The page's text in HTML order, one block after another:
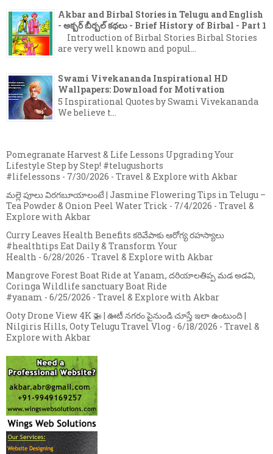
Akbar and Birbal Stories in Telugu and English
- అక్బర్ బీర్బల్ కథలు - Brief History of Birbal - Part 1
Introduction of Birbal Stories Birbal Stories
are very well known and popul...
Swami Vivekananda Inspirational HD
Wallpapers: Download for Motivation
5 Inspirational Quotes by Swami Vivekananda
We believe t...
Pomegranate Harvest & Life Lessons Upgrading Your
Lifestyle Step by Step! #telugushorts
#lifelessons - 7/30/2026 - Travel & Explore with Akbar
మల్లె పూలు విరగబూయాలంటే | Jasmine Flowering Tips in Telugu –
Tea Powder & Onion Peel Water Trick - 7/4/2026 - Travel &
Explore with Akbar
Curry Leaves Health Benefits కరివేపాకు ఆరోగ్య రహస్యాలు
#healthtips Eat Daily & Transform Your
Health - 6/28/2026 - Travel & Explore with Akbar
Mangrove Forest Boat Ride at Yanam, దరియాలతిప్ప మడ అడవి,
Coringa Wildlife sanctuary Boat Ride
#yanam - 6/25/2026 - Travel & Explore with Akbar
Ooty Drone View 4K 🚁 | ఊటీ నగరం పైనుండి చూస్తే ఇలా ఉంటుంది |
Nilgiris Hills, Ooty Telugu Travel Vlog - 6/18/2026 - Travel &
Explore with Akbar